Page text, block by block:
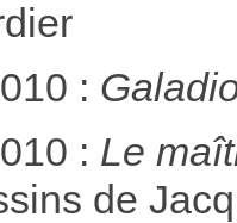
:
: Le
de